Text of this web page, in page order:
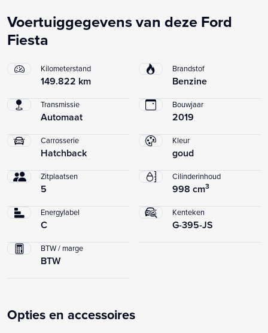
Voertuiggegevens van deze Ford
Fiesta
Kilometerstand
149.822 km
Brandstof
Benzine
Transmissie
Automaat
Bouwjaar
2019
Carrosserie
Hatchback
Kleur
goud
Zitplaatsen
5
Cilinderinhoud
998 cm3
Energylabel
C
Kenteken
G-395-JS
BTW / marge
BTW
Opties en accessoires